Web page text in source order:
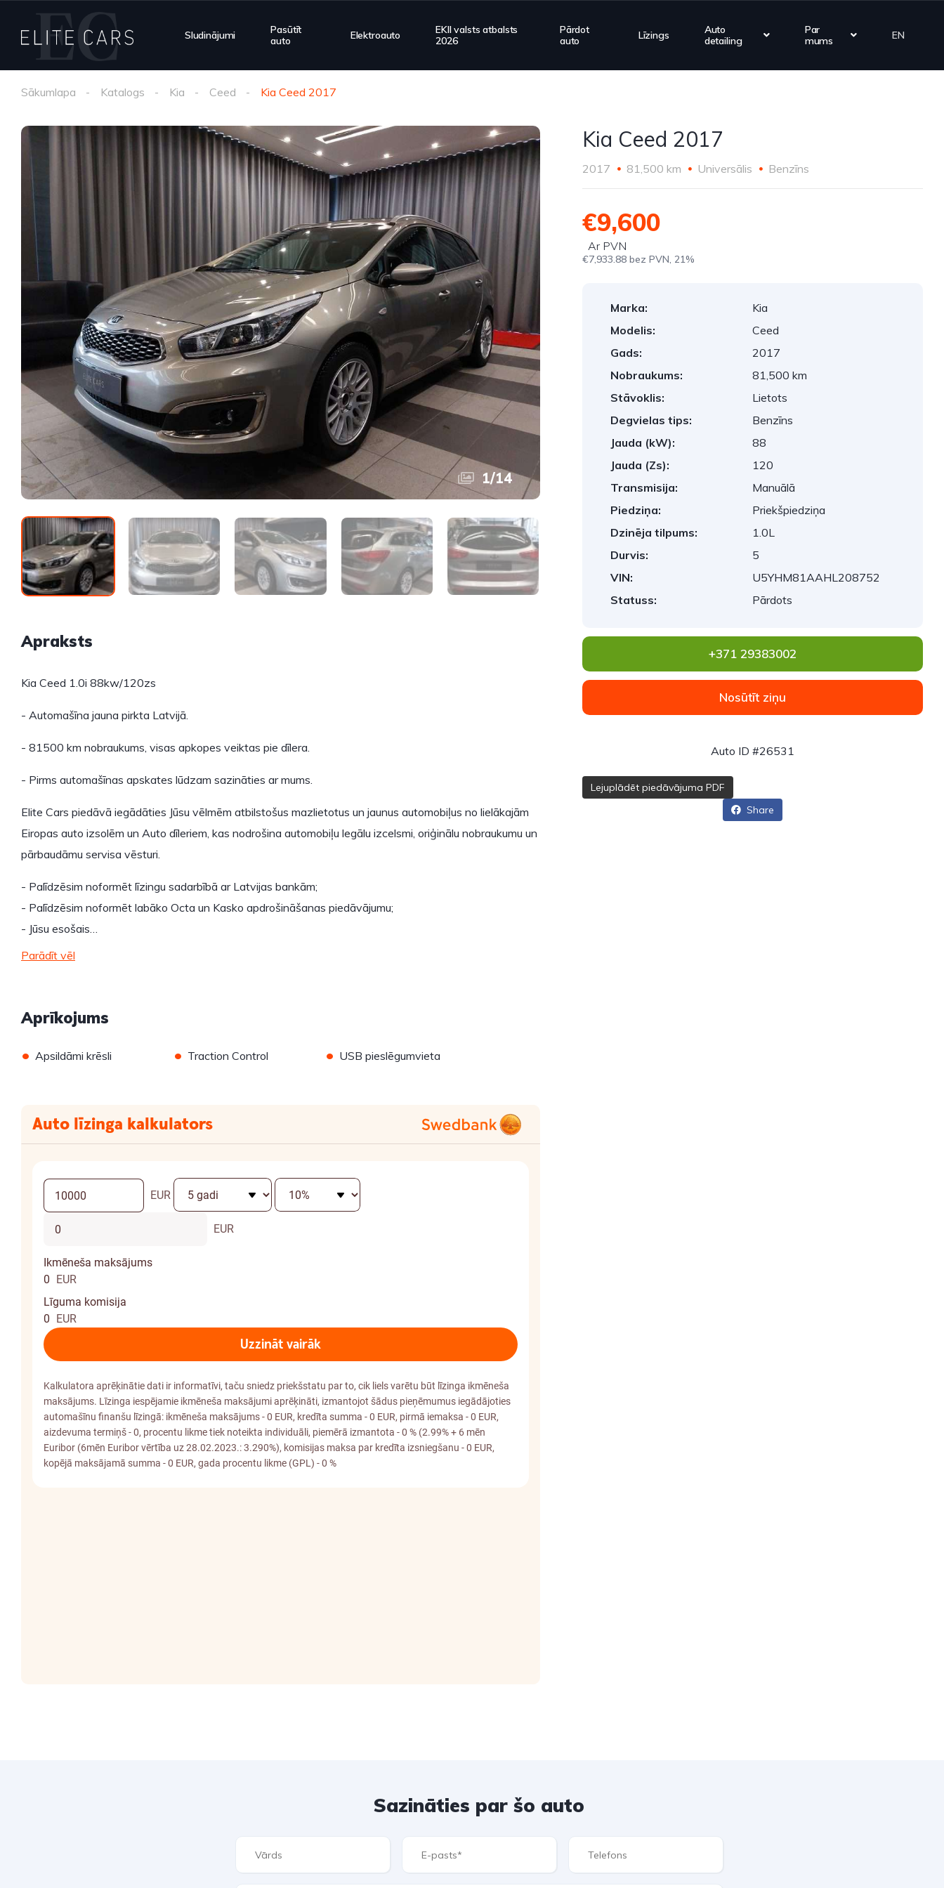
Sludinājumi
Pasūtīt
auto
Elektroauto
EKII valsts atbalsts
2026
Pārdot
auto
Līzings
Auto
detailing
Par
mums
EN
Sākumlapa Katalogs Kia Ceed Kia Ceed 2017
1/14
Apraksts
Kia Ceed 1.0i 88kw/120zs
- Automašīna jauna pirkta Latvijā.
- 81500 km nobraukums, visas apkopes veiktas pie dīlera.
- Pirms automašīnas apskates lūdzam sazināties ar mums.
Elite Cars piedāvā iegādāties Jūsu vēlmēm atbilstošus mazlietotus un jaunus automobiļus no lielākajām
Eiropas auto izsolēm un Auto dīleriem, kas nodrošina automobiļu legālu izcelsmi, oriģinālu nobraukumu un
pārbaudāmu servisa vēsturi.
- Palīdzēsim noformēt līzingu sadarbībā ar Latvijas bankām;
- Palīdzēsim noformēt labāko Octa un Kasko apdrošināšanas piedāvājumu;
- Jūsu esošais…
Parādīt vēl
Aprīkojums
• Apsildāmi krēsli • Traction Control • USB pieslēgumvieta
Kia Ceed 2017
2017 81,500 km Universālis Benzīns
€9,600
Ar PVN
€7,933.88 bez PVN, 21%
Marka:
Kia
Modelis:
Ceed
Gads:
2017
Nobraukums:
81,500 km
Stāvoklis:
Lietots
Degvielas tips:
Benzīns
Jauda (kW):
88
Jauda (Zs):
120
Transmisija:
Manuālā
Piedziņa:
Priekšpiedziņa
Dzinēja tilpums:
1.0L
Durvis:
5
VIN:
U5YHM81AAHL208752
Statuss:
Pārdots
+371 29383002
Nosūtīt ziņu
Auto ID #26531
Lejuplādēt piedāvājuma PDF
Share
Sazināties par šo auto